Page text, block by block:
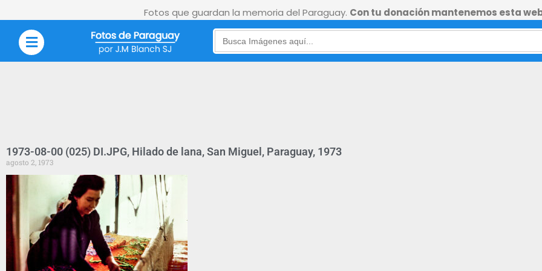
Fotos que guardan la memoria del Paraguay. Con tu donación mantenemos esta
Search
for:
1973-08-00 (025) DI.JPG, Hilado de lana, San Miguel, Paraguay, 1973
agosto 2, 1973